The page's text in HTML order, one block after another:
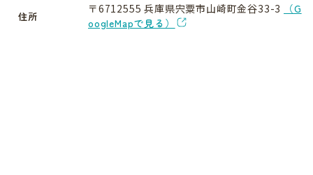
住所
〒6712555 兵庫県宍粟市山崎町金谷33-3
（G
oogleMapで見る）